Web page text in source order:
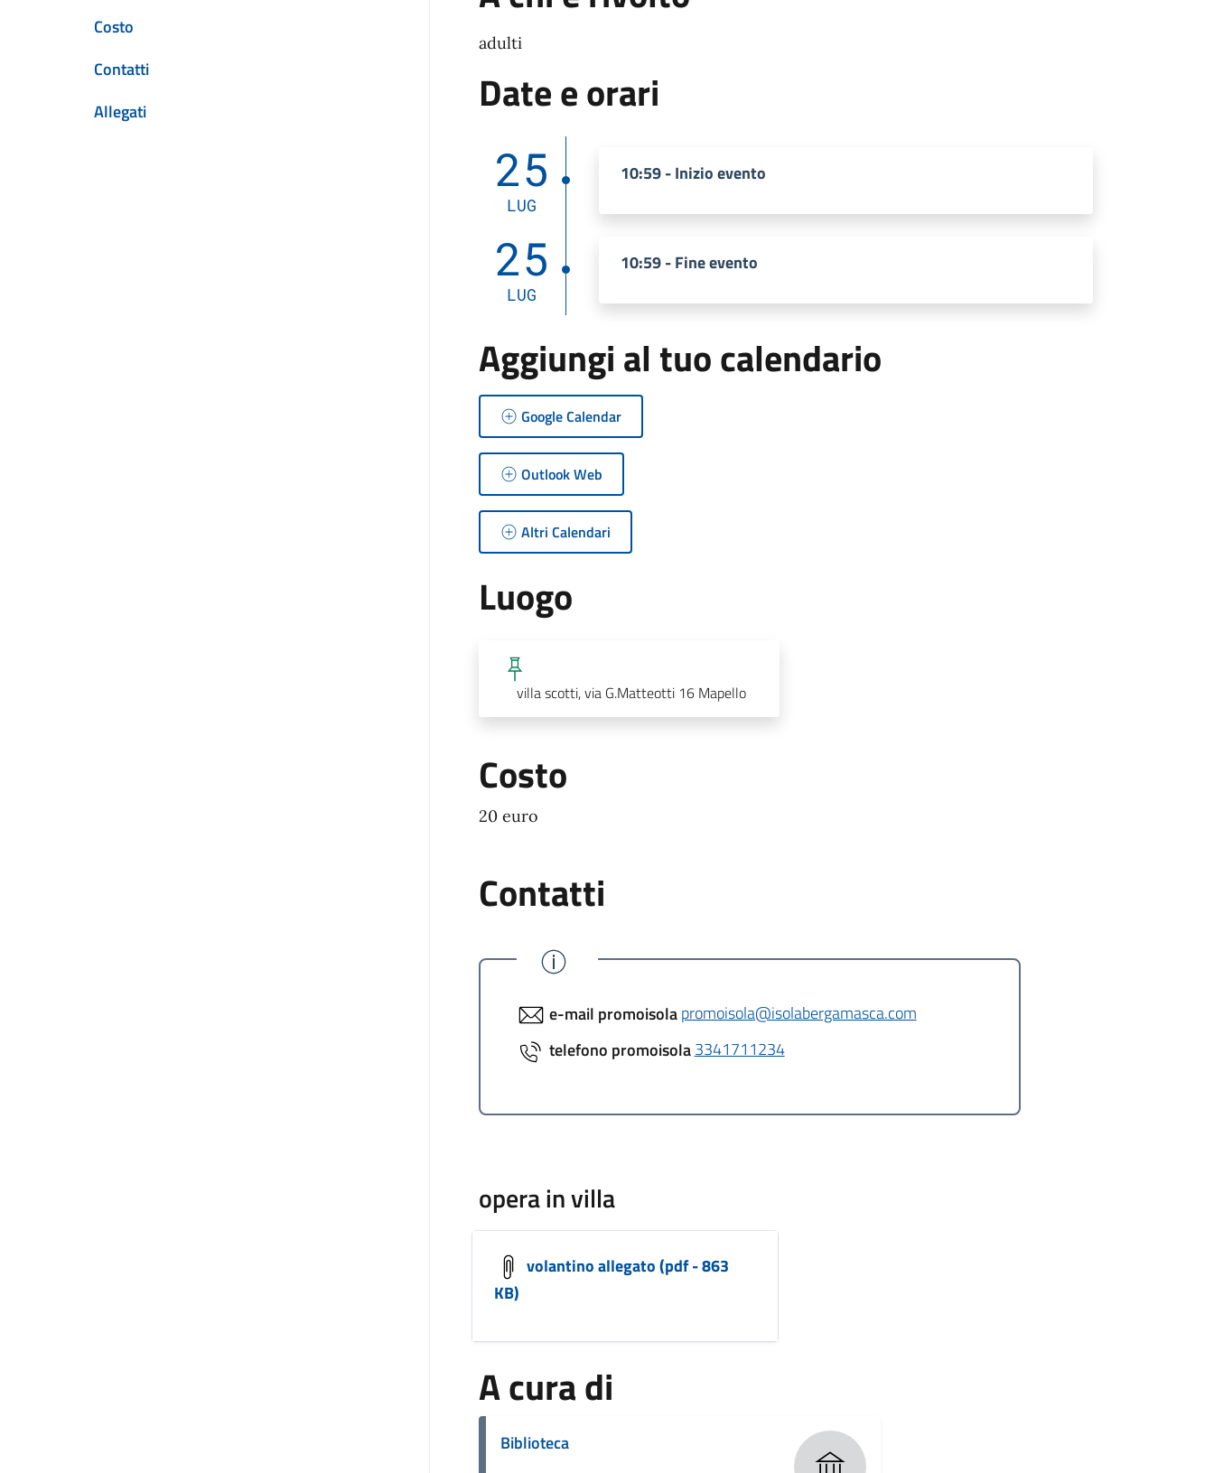
Costo
Contatti
Allegati
adulti
Date e orari
25
LUG
10:59 - Inizio evento
25
LUG
10:59 - Fine evento
Aggiungi al tuo calendario
Google Calendar
Outlook Web
Altri Calendari
Luogo
villa scotti, via G.Matteotti 16 Mapello
Costo
20 euro
Contatti
e-mail promoisolapromoisola@isolabergamasca.com
telefono promoisola3341711234
opera in villa
volantino allegato (pdf - 863
KB)
A cura di
Biblioteca